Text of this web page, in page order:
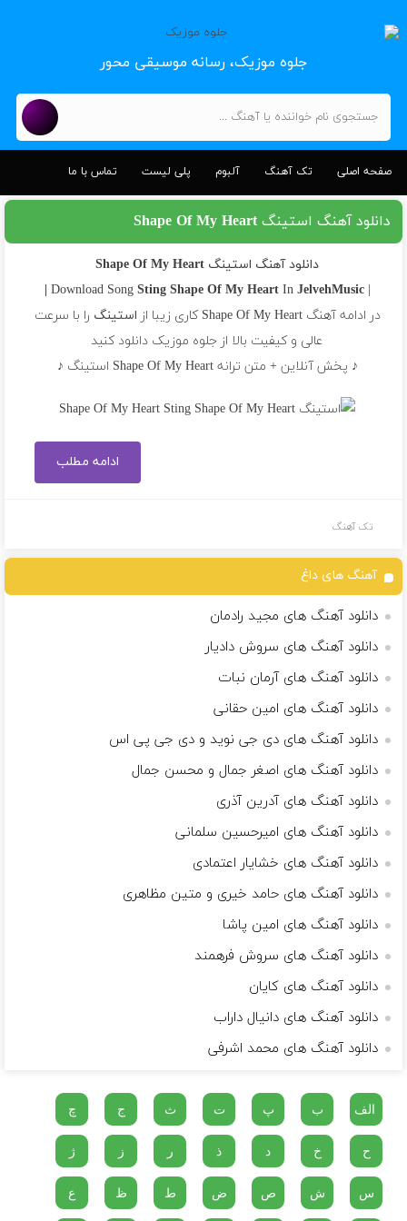
جلوه موزیک، رسانه موسیقی محور
صفحه اصلی تک آهنگ آلبوم پلی لیست تماس با ما
دانلود آهنگ استینگ Shape Of My Heart
دانلود آهنگ استینگ Shape Of My Heart
| Download Song
Sting Shape Of My HeartIn JelvehMusic |
در ادامه آهنگ Shape Of My Heart کاری زیبا از
استینگ را با سرعت
عالی و کیفیت بالا از جلوه موزیک دانلود کنید
♪ پخش آنلاین + متن ترانه Shape Of My Heart استینگ ♪
ادامه مطلب
تک آهنگ
آهنگ های داغ
دانلود آهنگ های مجید رادمان
دانلود آهنگ های سروش دادیار
دانلود آهنگ های آرمان نبات
دانلود آهنگ های امین حقانی
دانلود آهنگ های دی جی نوید و دی جی پی اس
دانلود آهنگ های اصغر جمال و محسن جمال
دانلود آهنگ های آدرین آذری
دانلود آهنگ های امیرحسین سلمانی
دانلود آهنگ های خشایار اعتمادی
دانلود آهنگ های حامد خیری و متین مظاهری
دانلود آهنگ های امین پاشا
دانلود آهنگ های سروش فرهمند
دانلود آهنگ های کایان
دانلود آهنگ های دانیال داراب
دانلود آهنگ های محمد اشرفی
الف ب پ ت ث ج چ
ح خ د ذ ر ز ژ
س ش ص ض ط ظ ع